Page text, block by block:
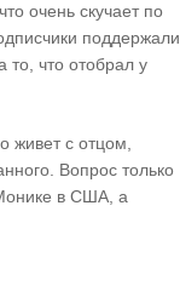
очень скучает по
поддержали
то, что отобрал у
живет с отцом,
Вопрос только
в США, а